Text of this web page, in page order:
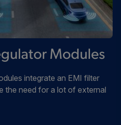
Modules
integrate an EMI filter
the need for a lot of external